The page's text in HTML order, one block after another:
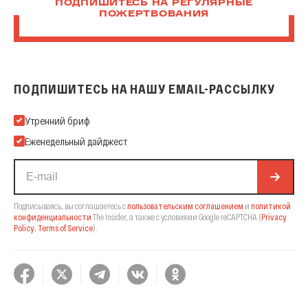
ПОДПИШИТЕСЬ НА РЕГУЛЯРНЫЕ
ПОЖЕРТВОВАНИЯ
ПОДПИШИТЕСЬ НА НАШУ EMAIL-РАССЫЛКУ
Подпишитесь на нашу Email-рассылку
Утренний бриф
Еженедельный дайджест
Подписываясь, вы соглашаетесь спользовательским соглашением и политикой
конфиденциальности The Insider, а также с условиями Google reCAPTCHA (Privacy
Policy, Terms of Service).